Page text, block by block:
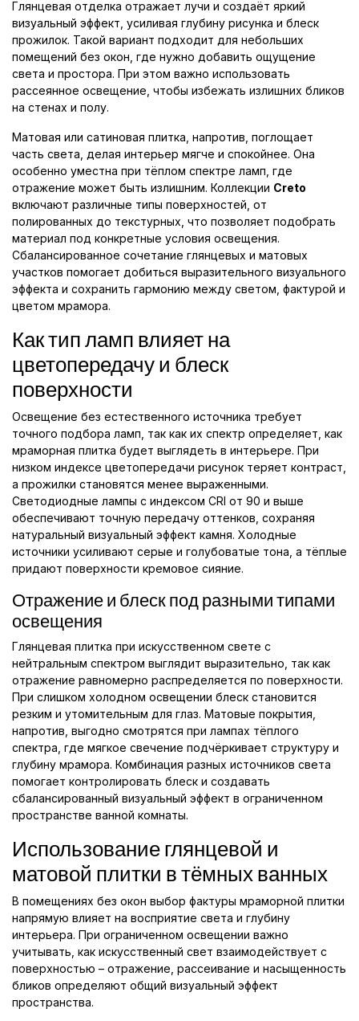
Глянцевая отделка отражает лучи и создаёт яркий
визуальный эффект, усиливая глубину рисунка и блеск
прожилок. Такой вариант подходит для небольших
помещений без окон, где нужно добавить ощущение
света и простора. При этом важно использовать
рассеянное освещение, чтобы избежать излишних бликов
на стенах и полу.
Матовая или сатиновая плитка, напротив, поглощает
часть света, делая интерьер мягче и спокойнее. Она
особенно уместна при тёплом спектре ламп, где
отражение может быть излишним. Коллекции Creto
включают различные типы поверхностей, от
полированных до текстурных, что позволяет подобрать
материал под конкретные условия освещения.
Сбалансированное сочетание глянцевых и матовых
участков помогает добиться выразительного визуального
эффекта и сохранить гармонию между светом, фактурой и
цветом мрамора.
Как тип ламп влияет на
цветопередачу и блеск
поверхности
Освещение без естественного источника требует
точного подбора ламп, так как их спектр определяет, как
мраморная плитка будет выглядеть в интерьере. При
низком индексе цветопередачи рисунок теряет контраст,
а прожилки становятся менее выраженными.
Светодиодные лампы с индексом CRI от 90 и выше
обеспечивают точную передачу оттенков, сохраняя
натуральный визуальный эффект камня. Холодные
источники усиливают серые и голубоватые тона, а тёплые
придают поверхности кремовое сияние.
Отражение и блеск под разными типами
освещения
Глянцевая плитка при искусственном свете с
нейтральным спектром выглядит выразительно, так как
отражение равномерно распределяется по поверхности.
При слишком холодном освещении блеск становится
резким и утомительным для глаз. Матовые покрытия,
напротив, выгодно смотрятся при лампах тёплого
спектра, где мягкое свечение подчёркивает структуру и
глубину мрамора. Комбинация разных источников света
помогает контролировать блеск и создавать
сбалансированный визуальный эффект в ограниченном
пространстве ванной комнаты.
Использование глянцевой и
матовой плитки в тёмных ванных
В помещениях без окон выбор фактуры мраморной плитки
напрямую влияет на восприятие света и глубину
интерьера. При ограниченном освещении важно
учитывать, как искусственный свет взаимодействует с
поверхностью – отражение, рассеивание и насыщенность
бликов определяют общий визуальный эффект
пространства.